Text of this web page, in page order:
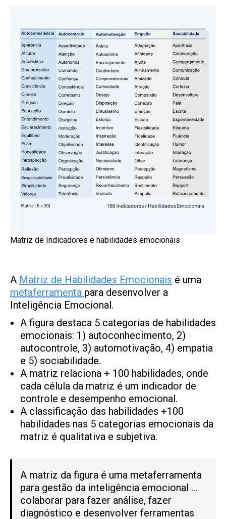
Matriz de Indicadores e habilidades emocionais
A Matriz de Habilidades Emocionais é uma
metaferramenta para desenvolver a
Inteligência Emocional.
A figura destaca 5 categorias de habilidades
emocionais: 1) autoconhecimento, 2)
autocontrole, 3) automotivação, 4) empatia
e 5) sociabilidade.
A matriz relaciona + 100 habilidades, onde
cada célula da matriz é um indicador de
controle e desempenho emocional.
A classificação das habilidades +100
habilidades nas 5 categorias emocionais da
matriz é qualitativa e subjetiva.
A matriz da figura é uma metaferramenta
para gestão da inteligência emocional …
colaborar para fazer análise, fazer
diagnóstico e desenvolver ferramentas